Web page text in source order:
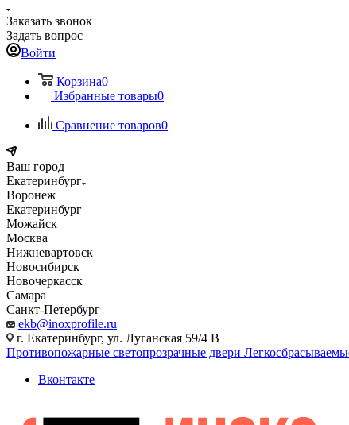
Заказать звонок
Задать вопрос
Войти
Корзина0
Избранные товары0
Сравнение товаров0
Ваш город
Екатеринбург
Воронеж
Екатеринбург
Можайск
Москва
Нижневартовск
Новосибирск
Новочеркасск
Самара
Санкт-Петербург
ekb@inoxprofile.ru
г. Екатеринбург, ул. Луганская 59/4 В
Противопожарные светопрозрачные двери
Вконтакте